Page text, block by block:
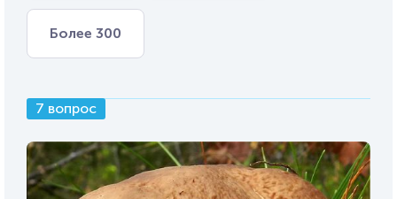
Более 300
7 вопрос